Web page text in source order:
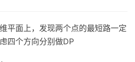
平面上，发现两个点的最短路一定
四个方向分别做DP